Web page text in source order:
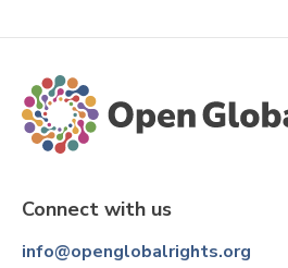
Connect with us
info@openglobalrights.org